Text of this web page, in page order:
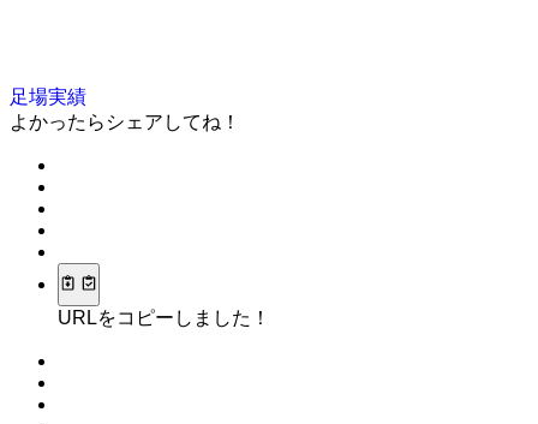
足場実績
よかったらシェアしてね！
URLをコピーしました！